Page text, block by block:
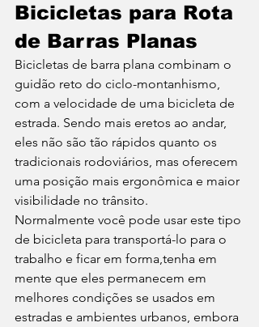
Bicicletas para Rota
de Barras Planas
Bicicletas de barra plana combinam o
guidão reto do ciclo-montanhismo,
com a velocidade de uma bicicleta de
estrada. Sendo mais eretos ao andar,
eles não são tão rápidos quanto os
tradicionais rodoviários, mas oferecem
uma posição mais ergonômica e maior
visibilidade no trânsito.
Normalmente você pode usar este tipo
de bicicleta para transportá-lo para o
trabalho e ficar em forma,tenha em
mente que eles permanecem em
melhores condições se usados em
estradas e ambientes urbanos, embora